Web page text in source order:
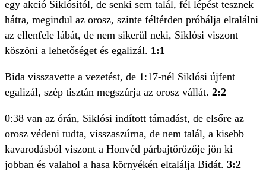
egy akció Siklósitól, de senki sem talál, fél lépést tesznek
hátra, megindul az orosz, szinte féltérden próbálja eltalálni
az ellenfele lábát, de nem sikerül neki, Siklósi viszont
köszöni a lehetőséget és egalizál. 1:1
Bida visszavette a vezetést, de 1:17-nél Siklósi újfent
egalizál, szép tisztán megszúrja az orosz vállát. 2:2
0:38 van az órán, Siklósi indított támadást, de elsőre az
orosz védeni tudta, visszaszúrna, de nem talál, a kisebb
kavarodásból viszont a Honvéd párbajtőrözője jön ki
jobban és valahol a hasa környékén eltalálja Bidát. 3:2